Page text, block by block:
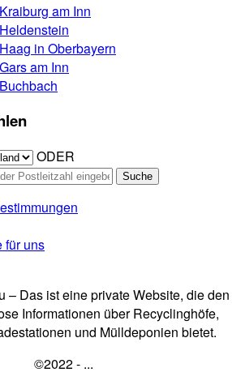
am Inn
in Oberbayern
am Inn
ODER
für uns
– Das ist eine private Website, die den
Informationen über Recyclinghöfe,
und Mülldeponien bietet.
©2022 - ...